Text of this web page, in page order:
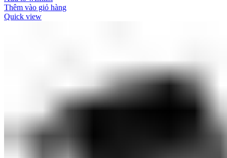
Thêm vào giỏ hàng
Quick view